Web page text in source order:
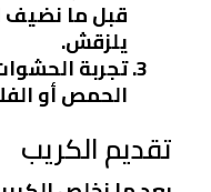
قبل ما نضيف
يلزقش.
تجربة
الحمص أو
تقديم الكريب